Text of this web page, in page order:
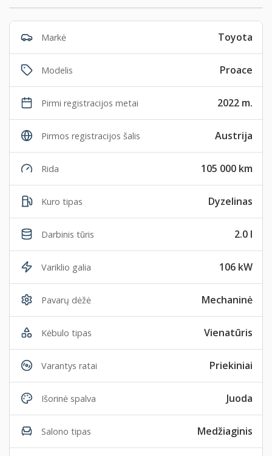
Markė Toyota
Modelis Proace
Pirmi registracijos metai 2022 m.
Pirmos registracijos šalis Austrija
Rida 105 000 km
Kuro tipas Dyzelinas
Darbinis tūris 2.0 l
Variklio galia 106 kW
Pavarų dėžė Mechaninė
Kėbulo tipas Vienatūris
Varantys ratai Priekiniai
Išorinė spalva Juoda
Salono tipas Medžiaginis